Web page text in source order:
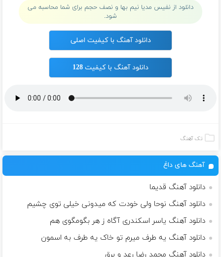
دانلود از نفیس مدیا نیم بها و نصف حجم برای شما محاسبه می
شود.
دانلود آهنگ با کیفیت اصلی
دانلود آهنگ با کیفیت 128
تک آهنگ
آهنگ های داغ
دانلود آهنگ قدیما
دانلود آهنگ نوحا ولی خودت که میدونی خیلی توی چشیم
دانلود آهنگ یاسر اسکندری آگاه ز هر بگومگوی هم
دانلود آهنگ یه طرف میرم تو خاک یه طرف به اسمون